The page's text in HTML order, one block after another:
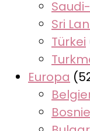
Sri
Türkei
Europa